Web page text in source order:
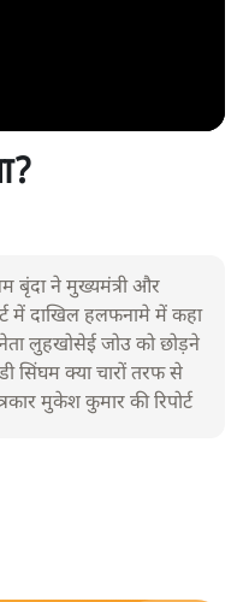
बृंदा ने मुख्यमंत्री और
में दाखिल हलफनामे में कहा
लुहखोसेई जोउ को छोड़ने
सिंघम क्या चारों तरफ से
मुकेश कुमार की रिपोर्ट